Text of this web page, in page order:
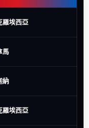
羅埃西亞
馬
納
羅埃西亞